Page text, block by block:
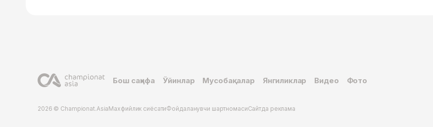
Бош саҳифа Ўйинлар Мусобақалар Янгиликлар Видео Фото
2026 © Championat.AsiaМахфийлик сиёсатиФойдаланувчи шартномасиСайтда реклама